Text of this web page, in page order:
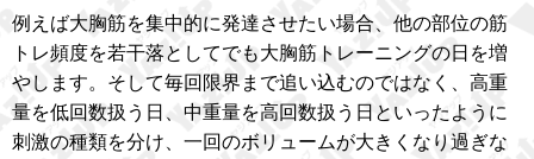
例えば大胸筋を集中的に発達させたい場合、他の部位の筋
トレ頻度を若干落としてでも大胸筋トレーニングの日を増
やします。そして毎回限界まで追い込むのではなく、高重
量を低回数扱う日、中重量を高回数扱う日といったように
刺激の種類を分け、一回のボリュームが大きくなり過ぎな